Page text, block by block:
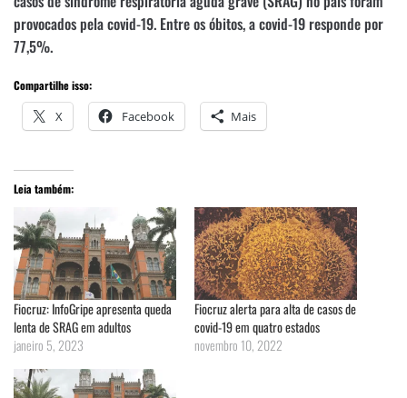
provocados pela covid-19. Entre os óbitos, a covid-19 responde por
77,5%.
Compartilhe isso:
X Facebook Mais
Leia também:
Fiocruz: InfoGripe apresenta queda
lenta de SRAG em adultos
janeiro 5, 2023
Fiocruz alerta para alta de casos de
covid-19 em quatro estados
novembro 10, 2022